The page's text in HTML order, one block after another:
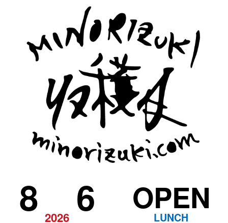
2026
8 6 LUNCH
OPEN